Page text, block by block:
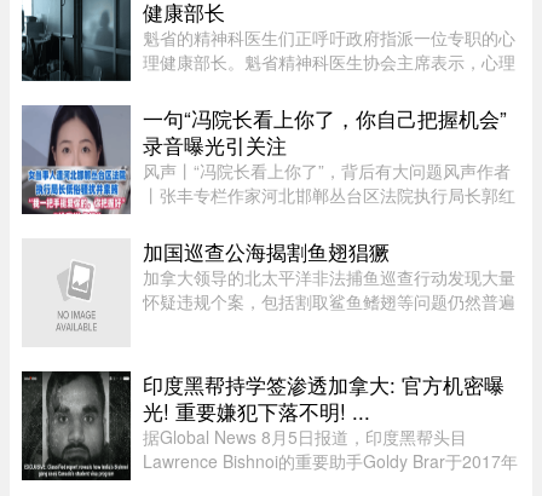
健康部长
魁省的精神科医生们正呼吁政府指派一位专职的心
理健康部长。魁省精神科医生协会主席表示，心理
保心理健康问题在选举周期之后依然能被列为优先
事项。在蒙特利尔无家可归 ...
一句“冯院长看上你了，你自己把握机会”
录音曝光引关注
风声丨“冯院长看上你了”，背后有大问题风声作者
丨张丰专栏作家河北邯郸丛台区法院执行局长郭红
钱，给我送点钱”，“你长得漂亮……冯院长看上你
了，我可以从中促成，你 ...
加国巡查公海揭割鱼翅猖獗
加拿大领导的北太平洋非法捕鱼巡查行动发现大量
怀疑违规个案，包括割取鲨鱼鳍翅等问题仍然普遍
可能违规个案；去年则在检 ...
印度黑帮持学签渗透加拿大: 官方机密曝
光! 重要嫌犯下落不明! ...
据Global News 8月5日报道，印度黑帮头目
Lawrence Bishnoi的重要助手Goldy Brar于2017年